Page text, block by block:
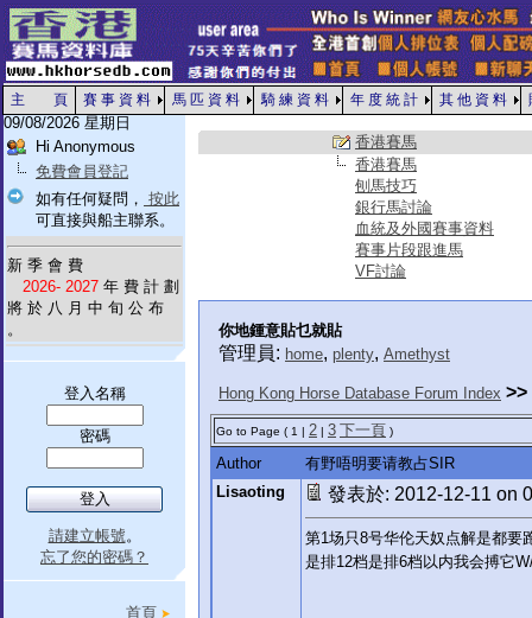
主 頁 賽 事 資 料 馬 匹 資 料 騎 練 資 料 年 度 統 計 其 他 資 料
09/08/2026 星期日
Hi Anonymous
免費會員登記
如有任何疑問， 按此
可直接與船主聯系。
新 季 會 費
2026- 2027 年 費 計 劃
將 於 八 月 中 旬 公 布
。
登入名稱
密碼
請建立帳號。
忘了您的密碼？
首頁
香港賽馬
香港賽馬
刨馬技巧
銀行馬討論
血統及外國賽事資料
賽事片段跟進馬
VF討論
你地鍾意貼乜就貼
管理員: home, plenty, Amethyst
Hong Kong Horse Database Forum Index >>
Go to Page ( 1 | 2 | 3 下一頁 )
Author
有野唔明要请教占SIR
Lisaoting
發表於: 2012-12-11 on
第1场只8号华伦天奴点解是都要
是排12档是排6档以内我会搏它